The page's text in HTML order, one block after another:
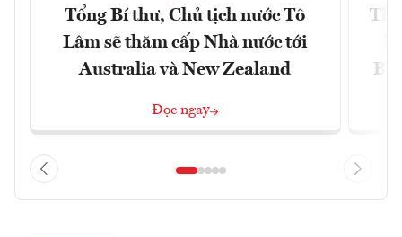
Tổng Bí thư, Chủ tịch nước Tô
Lâm sẽ thăm cấp Nhà nước tới
Australia và New Zealand
Đọc ngay